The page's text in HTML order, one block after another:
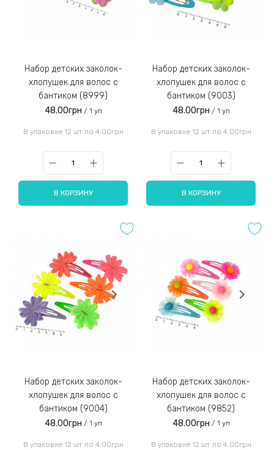
Набор детских заколок-
хлопушек для волос с
бантиком (8999)
48.00грн / 1 уп
В упаковке 12 шт по 4.00грн
В КОРЗИНУ
Набор детских заколок-
хлопушек для волос с
бантиком (9003)
48.00грн / 1 уп
В упаковке 12 шт по 4.00грн
В КОРЗИНУ
Набор детских заколок-
хлопушек для волос с
бантиком (9004)
48.00грн / 1 уп
В упаковке 12 шт по 4.00грн
Набор детских заколок-
хлопушек для волос с
бантиком (9852)
48.00грн / 1 уп
В упаковке 12 шт по 4.00грн